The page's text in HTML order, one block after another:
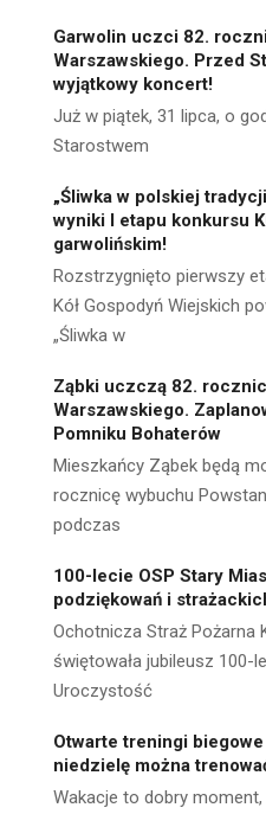
Garwolin uczci 82.
Warszawskiego. Przed
wyjątkowy koncert!
Już w piątek, 31 lipca, o
Starostwem
„Śliwka w polskiej
wyniki I etapu konkursu
garwolińskim!
Rozstrzygnięto pierwszy
Kół Gospodyń Wiejskich
„Śliwka w
Ząbki uczczą 82.
Warszawskiego.
Pomniku Bohaterów
Mieszkańcy Ząbek będą
rocznicę wybuchu
podczas
100-lecie OSP Stary
podziękowań i
Ochotnicza Straż Pożarna
świętowała jubileusz 100-
Uroczystość
Otwarte treningi
niedzielę można
Wakacje to dobry